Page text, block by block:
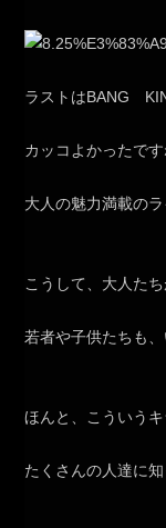
ラストはBANG
カッコよかったです
大人の魅力満載のラ
こうして、大人た
若者や子供たちも
ほんと、こういう
たくさんの人達に